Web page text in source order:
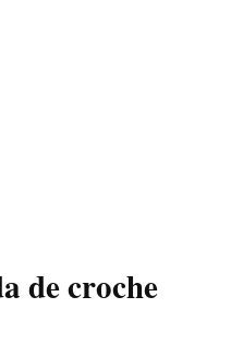
de croche